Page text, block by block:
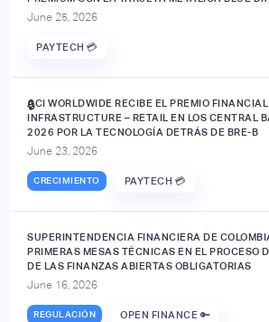
June 25, 2026
PAYTECH 💳
ACI WORLDWIDE RECIBE EL PREMIO
INFRASTRUCTURE – RETAIL EN LOS CENTRAL
2026 POR LA TECNOLOGÍA DETRÁS DE BRE-B
June 23, 2026
CRECIMIENTO PAYTECH 💳
🔒
SUPERINTENDENCIA FINANCIERA DE
PRIMERAS MESAS TÉCNICAS EN EL PROCESO
DE LAS FINANZAS ABIERTAS OBLIGATORIAS
June 16, 2026
REGULACIÓN OPEN FINANCE 🔑